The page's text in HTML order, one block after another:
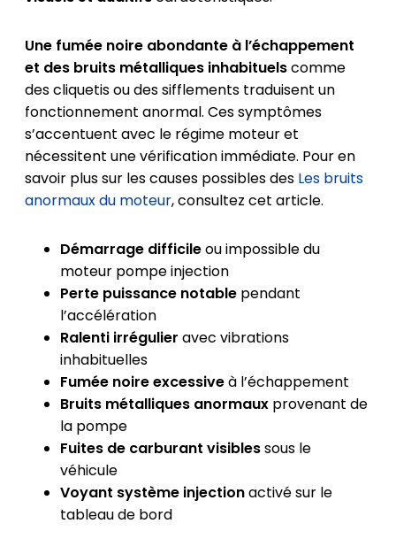
Une fumée noire abondante à l’échappement
et des bruits métalliques inhabituelscomme
des cliquetis ou des sifflements traduisent un
fonctionnement anormal. Ces symptômes
s’accentuent avec le régime moteur et
nécessitent une vérification immédiate. Pour en
savoir plus sur les causes possibles des Les bruits
anormaux du moteur, consultez cet article.
Démarrage difficileou impossible du
moteur pompe injection
Perte puissance notablependant
l’accélération
Ralenti irrégulier avec vibrations
inhabituelles
Fumée noire excessiveà l’échappement
Bruits métalliques anormauxprovenant de
la pompe
Fuites de carburant visiblessous le
véhicule
Voyant système injectionactivé sur le
tableau de bord